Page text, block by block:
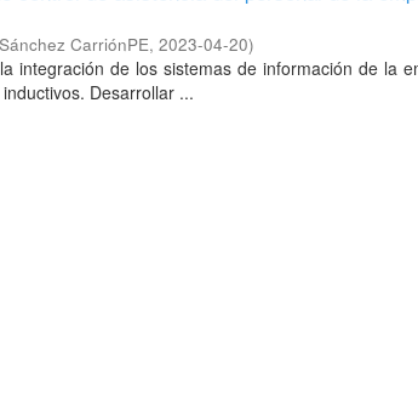
CarriónPE, 2023-04-20)
integración de los sistemas de información de la
Desarrollar ...